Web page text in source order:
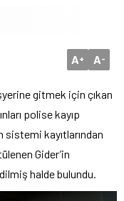
A+ A-
gitmek için çıkan
polise kayıp
kayıtlarından
Gider’in
halde bulundu.